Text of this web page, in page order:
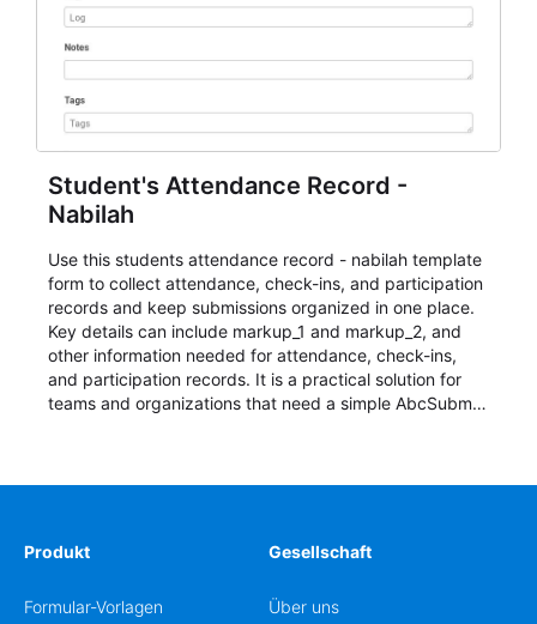
Student's Attendance Record -
Nabilah
Use this students attendance record - nabilah template
form to collect attendance, check-ins, and participation
records and keep submissions organized in one place.
Key details can include markup_1 and markup_2, and
other information needed for attendance, check-ins,
and participation records. It is a practical solution for
teams and organizations that need a simple AbcSubmit
Produkt
Formular-Vorlagen
Gesellschaft
Über uns